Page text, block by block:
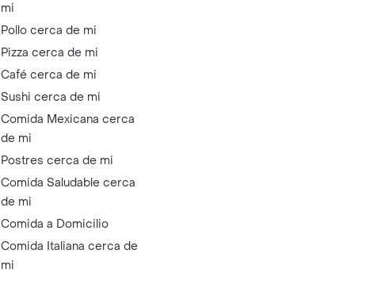
mi
Pollo cerca de mi
Pizza cerca de mi
Café cerca de mi
Sushi cerca de mi
Comida Mexicana cerca
de mi
Postres cerca de mi
Comida Saludable cerca
de mi
Comida a Domicilio
Comida Italiana cerca de
mi